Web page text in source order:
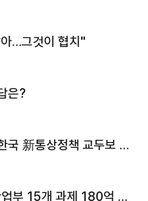
…그것이 협치"
은?
국 新통상정책 교두보 활
부 15개 과제 180억 지